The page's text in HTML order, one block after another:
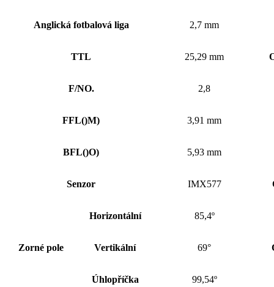
Anglická fotbalová liga 2,7 mm
TTL 25,29 mm
F/NO. 2,8
FFL()M) 3,91 mm
BFL()O) 5,93 mm
Senzor IMX577
Zorné pole
Horizontální 85,4º
Vertikální 69°
Úhlopříčka 99,54º